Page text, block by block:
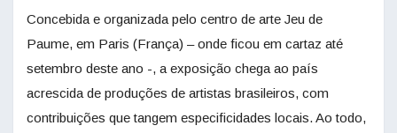
Concebida e organizada pelo centro de arte Jeu de
Paume, em Paris (França) – onde ficou em cartaz até
setembro deste ano -, a exposição chega ao país
acrescida de produções de artistas brasileiros, com
contribuições que tangem especificidades locais. Ao todo,